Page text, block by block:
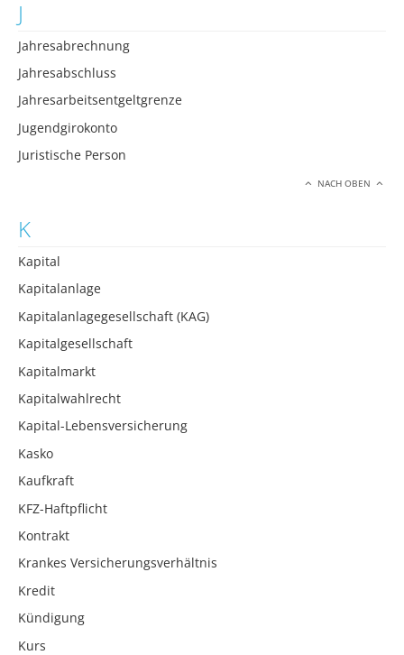
J
Jahresabrechnung
Jahresabschluss
Jahresarbeitsentgeltgrenze
Jugendgirokonto
Juristische Person
NACH OBEN
K
Kapital
Kapitalanlage
Kapitalanlagegesellschaft (KAG)
Kapitalgesellschaft
Kapitalmarkt
Kapitalwahlrecht
Kapital-Lebensversicherung
Kasko
Kaufkraft
KFZ-Haftpflicht
Kontrakt
Krankes Versicherungsverhältnis
Kredit
Kündigung
Kurs